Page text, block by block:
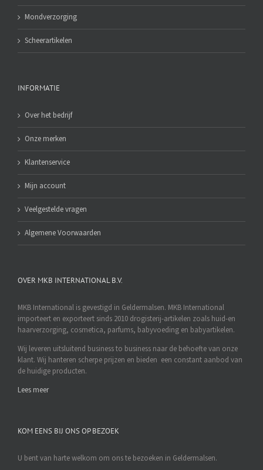
Mondverzorging
Scheerartikelen
INFORMATIE
Over het bedrijf
Onze merken
Klantenservice
Mijn account
Veelgestelde vragen
Algemene Voorwaarden
OVER MKB INTERNATIONAL B.V.
MKB International is gevestigd in Geldermalsen. MKB International
importeert en exporteert sinds 2010 drogisterij-artikelen zoals huid-en
haarverzorging, cosmetica, parfums, babyvoeding en babyartikelen.
Wij leveren uitsluitend business to business naar de behoefte van onze
klant. Wij hanteren scherpe prijzen en bieden een constant aanbod van
de huidige producten.
Lees meer
KOM EENS BIJ ONS OP BEZOEK
U bent van harte welkom om ons te bezoeken in Geldermalsen.